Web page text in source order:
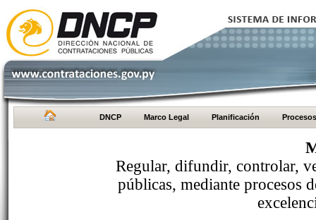
DNCP Marco Legal Planificación Procesos
Regular, difundir, controlar,
públicas, mediante procesos